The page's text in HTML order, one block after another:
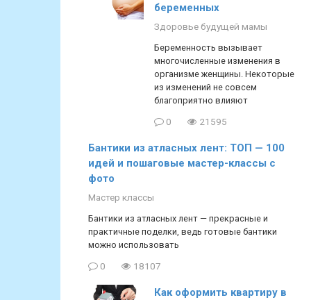
беременных
Здоровье будущей мамы
Беременность вызывает
многочисленные изменения в
организме женщины. Некоторые
из изменений не совсем
благоприятно влияют
0 21595
Бантики из атласных лент: ТОП — 100
идей и пошаговые мастер-классы с
фото
Мастер классы
Бантики из атласных лент — прекрасные и
практичные поделки, ведь готовые бантики
можно использовать
0 18107
Как оформить квартиру в